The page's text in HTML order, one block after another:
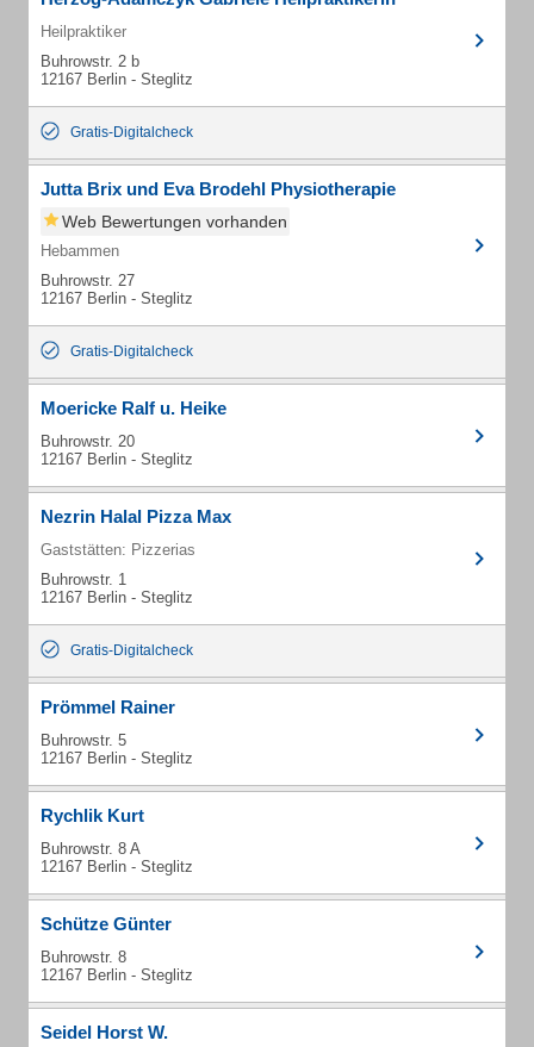
Heilpraktiker
Buhrowstr. 2 b
12167 Berlin - Steglitz
Gratis-Digitalcheck
Jutta Brix und Eva Brodehl Physiotherapie
Web Bewertungen vorhanden
Hebammen
Buhrowstr. 27
12167 Berlin - Steglitz
Gratis-Digitalcheck
Moericke Ralf u. Heike
Buhrowstr. 20
12167 Berlin - Steglitz
Nezrin Halal Pizza Max
Gaststätten: Pizzerias
Buhrowstr. 1
12167 Berlin - Steglitz
Gratis-Digitalcheck
Prömmel Rainer
Buhrowstr. 5
12167 Berlin - Steglitz
Rychlik Kurt
Buhrowstr. 8 A
12167 Berlin - Steglitz
Schütze Günter
Buhrowstr. 8
12167 Berlin - Steglitz
Seidel Horst W.